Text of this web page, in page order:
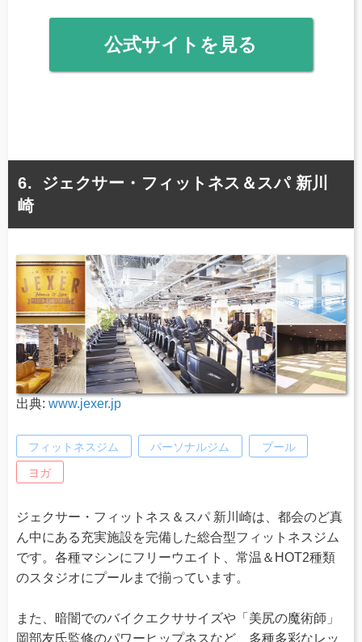
公式サイトを見る
ジェクサー・フィットネス＆スパ 新川
崎
出典: www.jexer.jp
フィットネスジム パーソナルジム プール
ヨガ
ジェクサー・フィットネス＆スパ 新川崎は、都会のど真
ん中にある充実施設を完備した総合型フィットネスジム
です。各種マシンにフリーウエイト、常温＆HOT2種類
のスタジオにプールまで揃っています。
また、暗闇でのバイクエクササイズや「美尻の魔術師」
岡部友氏監修のパワーヒップネスなど、多種多彩なレッ